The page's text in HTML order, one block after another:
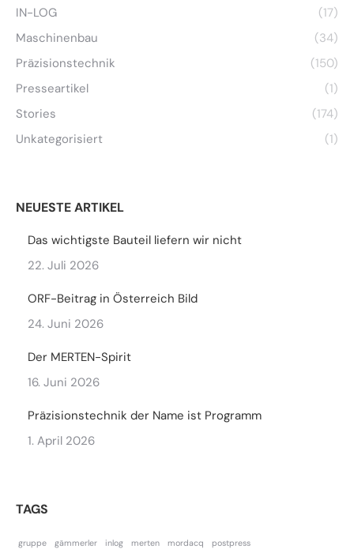
IN-LOG
(17)
Maschinenbau
(34)
Präzisionstechnik
(150)
Presseartikel
(1)
Stories
(174)
Unkategorisiert
(1)
NEUESTE ARTIKEL
Das wichtigste Bauteil liefern wir nicht
22. Juli 2026
ORF-Beitrag in Österreich Bild
24. Juni 2026
Der MERTEN-Spirit
16. Juni 2026
Präzisionstechnik der Name ist Programm
1. April 2026
TAGS
gruppe gämmerler inlog merten mordacq postpress